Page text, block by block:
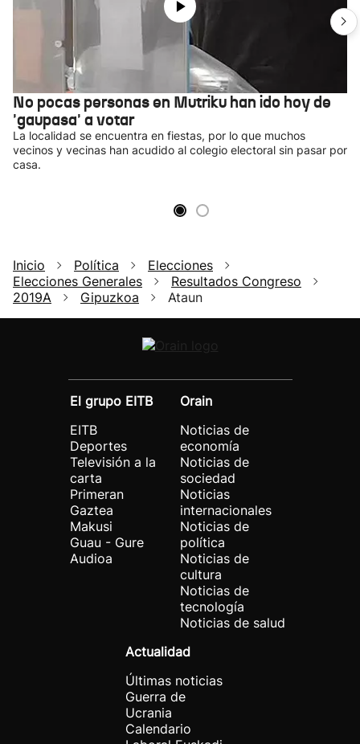
No pocas personas en Mutriku han ido hoy de
'gaupasa' a votar
La localidad se encuentra en fiestas, por lo que muchos
vecinos y vecinas han acudido al colegio electoral sin pasar por
casa.
Inicio Política
Elecciones
Elecciones Generales
Resultados Congreso
2019A
Gipuzkoa Ataun
El grupo EITB
EITB
Deportes
Televisión a la
carta
Primeran
Gaztea
Makusi
Guau - Gure
Audioa
Orain
Noticias de
economía
Noticias de
sociedad
Noticias
internacionales
Noticias de
política
Noticias de
cultura
Noticias de
tecnología
Noticias de salud
Actualidad
Últimas noticias
Guerra de
Ucrania
Calendario